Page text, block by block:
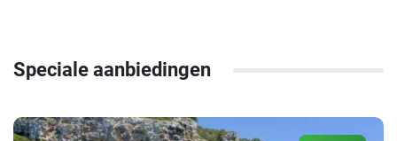
Speciale aanbiedingen